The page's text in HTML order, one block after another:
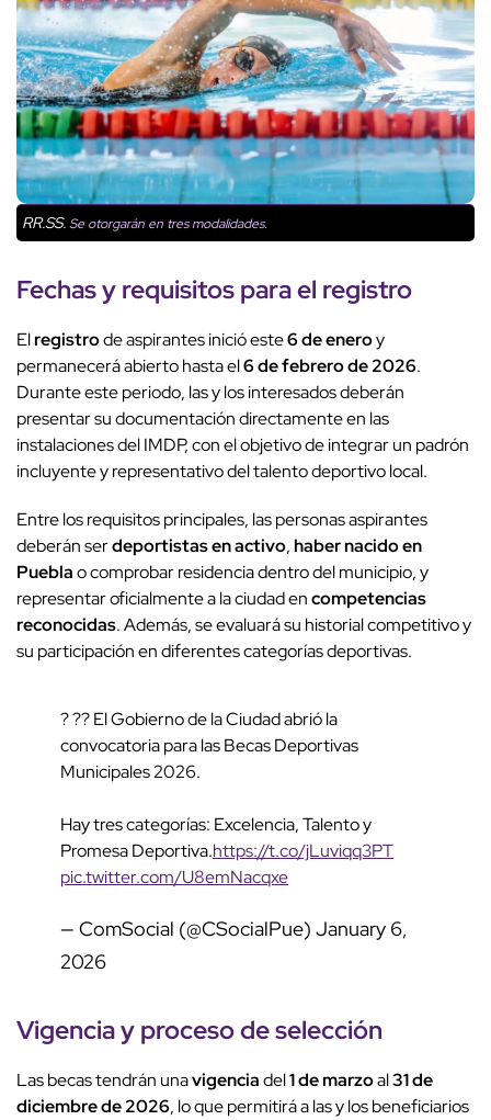
RR.SS.Se otorgarán en tres modalidades.
Fechas y requisitos para el registro
Elregistrode aspirantes inició este6 de eneroy
permanecerá abierto hasta el6 de febrero de 2026.
Durante este periodo, las y los interesados deberán
presentar su documentación directamente en las
instalaciones del IMDP, con el objetivo de integrar un padrón
incluyente y representativo del talento deportivo local.
Entre los requisitos principales, las personas aspirantes
deberán serdeportistas en activo,haber nacido en
Pueblao comprobar residencia dentro del municipio, y
representar oficialmente a la ciudad encompetencias
reconocidas. Además, se evaluará su historial competitivo y
su participación en diferentes categorías deportivas.
? ?? El Gobierno de la Ciudad abrió la
convocatoria para las Becas Deportivas
Municipales 2026.
Hay tres categorías: Excelencia, Talento y
Promesa Deportiva.https://t.co/jLuviqq3PT
pic.twitter.com/U8emNacqxe
— ComSocial (@CSocialPue) January 6,
2026
Vigencia y proceso de selección
Las becas tendrán unavigenciadel1 de marzoal31 de
diciembre de 2026, lo que permitirá a las y los beneficiarios